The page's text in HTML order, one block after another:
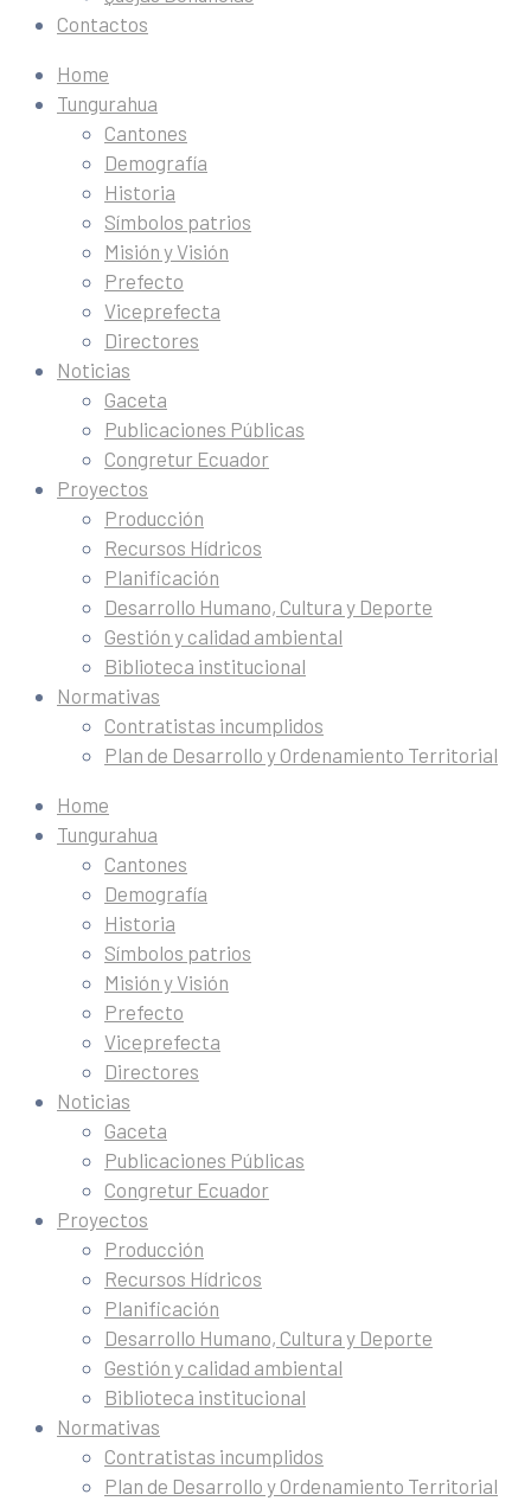
Contactos
Home
Tungurahua
Cantones
Demografía
Historia
Símbolos patrios
Misión y Visión
Prefecto
Viceprefecta
Directores
Noticias
Gaceta
Publicaciones Públicas
Congretur Ecuador
Proyectos
Producción
Recursos Hídricos
Planificación
Desarrollo Humano, Cultura y Deporte
Gestión y calidad ambiental
Biblioteca institucional
Normativas
Contratistas incumplidos
Plan de Desarrollo y Ordenamiento Territorial
Home
Tungurahua
Cantones
Demografía
Historia
Símbolos patrios
Misión y Visión
Prefecto
Viceprefecta
Directores
Noticias
Gaceta
Publicaciones Públicas
Congretur Ecuador
Proyectos
Producción
Recursos Hídricos
Planificación
Desarrollo Humano, Cultura y Deporte
Gestión y calidad ambiental
Biblioteca institucional
Normativas
Contratistas incumplidos
Plan de Desarrollo y Ordenamiento Territorial